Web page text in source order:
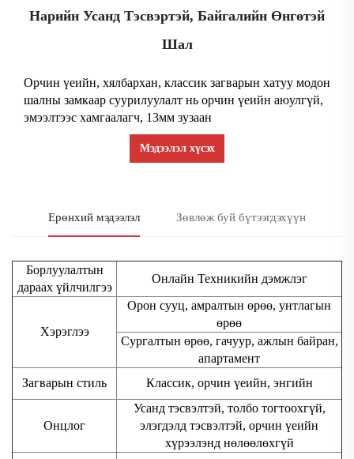
Нарийн Усанд Тэсвэртэй, Байгалийн Өнгөтэй
Шал
Орчин үеийн, хялбархан, классик загварын хатуу модон
шалны замкаар суурилуулалт нь орчин үеийн аюулгүй,
эмээлтээс хамгаалагч, 13мм зузаан
Мэдээлэл хүсэх
Ерөнхий мэдээлэл Зөвлөж буй бүтээгдэхүүн
Борлуулалтын
дараах үйлчилгээ
Онлайн Техникийн дэмжлэг
Хэрэглээ
Орон сууц, амралтын өрөө, унтлагын
өрөө
Сургалтын өрөө, гачуур, ажлын байран,
апартамент
Загварын стиль
Классик, орчин үеийн, энгийн
Онцлог
Усанд тэсвэлтэй, толбо тогтоохгүй,
элэгдэлд тэсвэлтэй, орчин үеийн
хүрээлэнд нөлөөлөхгүй